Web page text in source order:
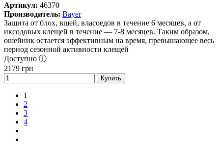
Артикул: 46370
Производитель: Bayer
Защита от блох, вшей, власоедов в течение 6 месяцев, а от
иксодовых клещей в течение — 7-8 месяцев. Таким образом,
ошейник остается эффективным на время, превышающее весь
период сезонной активности клещей
Доступно ⓘ
2179 грн
Купить
1
2
3
4